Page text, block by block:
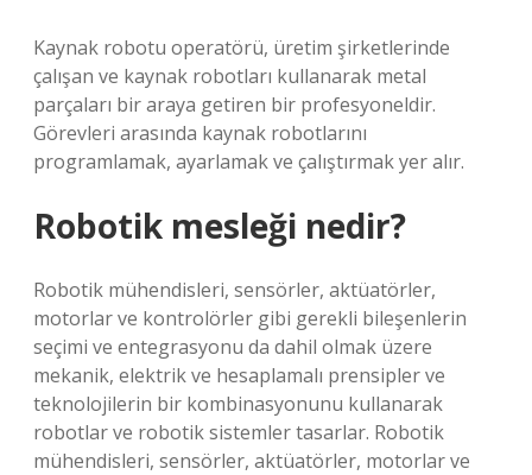
Kaynak robotu operatörü, üretim şirketlerinde
çalışan ve kaynak robotları kullanarak metal
parçaları bir araya getiren bir profesyoneldir.
Görevleri arasında kaynak robotlarını
programlamak, ayarlamak ve çalıştırmak yer alır.
Robotik mesleği nedir?
Robotik mühendisleri, sensörler, aktüatörler,
motorlar ve kontrolörler gibi gerekli bileşenlerin
seçimi ve entegrasyonu da dahil olmak üzere
mekanik, elektrik ve hesaplamalı prensipler ve
teknolojilerin bir kombinasyonunu kullanarak
robotlar ve robotik sistemler tasarlar. Robotik
mühendisleri, sensörler, aktüatörler, motorlar ve